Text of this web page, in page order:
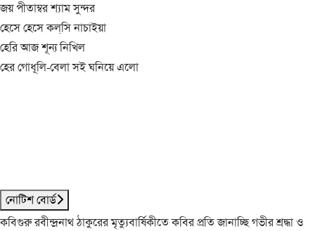
জয় পীতাম্বর শ্যাম সুন্দর
হেসে হেসে কল্‌সি নাচাইয়া
হেরি আজ শূন্য নিখিল
হের গোধূলি-বেলা সই ঘনিয়ে এলো
নোটিশ বোর্ড
কবিগুরু রবীন্দ্রনাথ ঠাকুরের মৃত্যুবার্ষিকীতে কবির প্রতি জানাচ্ছি গভীর শ্রদ্ধা ও